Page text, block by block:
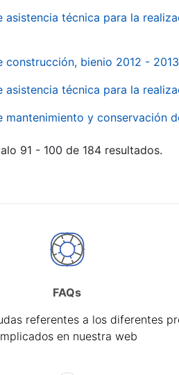
asistencia técnica para la
construcción, bienio 2012 - 2013
asistencia técnica para la
mantenimiento y conservación
91 - 100 de 184 resultados.
FAQs
referentes a los diferentes
en nuestra web